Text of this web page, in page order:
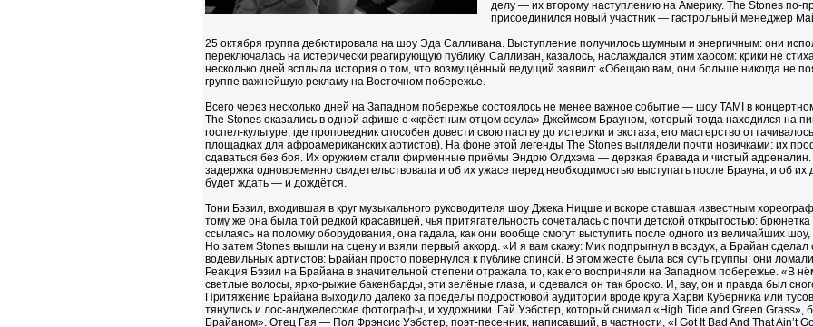
делу — их второму наступлению на Америку. The Stones
присоединился новый участник — гастрольный менеджер
25 октября группа дебютировала на шоу Эда Салливана. Выступление получилось шумным и энергичным: они
переключалась на истерически реагирующую публику. Салливан, казалось, наслаждался этим хаосом: крики не
несколько дней всплыла история о том, что возмущённый ведущий заявил: «Обещаю вам, они больше никогда не
группе важнейшую рекламу на Восточном побережье.
Всего через несколько дней на Западном побережье состоялось не менее важное событие — шоу TAMI в
The Stones оказались в одной афише с «крёстным отцом соула» Джеймсом Брауном, который тогда находился на
госпел‑культуре, где проповедник способен довести свою паству до истерики и экстаза; его мастерство
площадках для афроамериканских артистов). На фоне этой легенды The Stones выглядели почти новичками: их
сдаваться без боя. Их оружием стали фирменные приёмы Эндрю Олдхэма — дерзкая бравада и чистый
задержка одновременно свидетельствовала и об их ужасе перед необходимостью выступать после Брауна, и об их
будет ждать — и дождётся.
Тони Бэзил, входившая в круг музыкального руководителя шоу Джека Ницше и вскоре ставшая известным
тому же она была той редкой красавицей, чья притягательность сочеталась с почти детской открытостью:
ссылаясь на поломку оборудования, она гадала, как они вообще смогут выступить после одного из величайших
Но затем Stones вышли на сцену и взяли первый аккорд. «И я вам скажу: Мик подпрыгнул в воздух, а Брайан
водевильных артистов: Брайан просто повернулся к публике спиной. В этом жесте была вся суть группы: они
Реакция Бэзил на Брайана в значительной степени отражала то, как его восприняли на Западном побережье.
светлые волосы, ярко‑рыжие бакенбарды, эти зелёные глаза, и одевался он так броско. И, вау, он и правда был
Притяжение Брайана выходило далеко за пределы подростковой аудитории вроде круга Харви Куберника или
тянулись и лос‑анджелесские фотографы, и художники. Гай Уэбстер, который снимал «High Tide and Green
Брайаном». Отец Гая — Пол Фрэнсис Уэбстер, поэт‑песенник, написавший, в частности, «I Got It Bad And That Ain’t